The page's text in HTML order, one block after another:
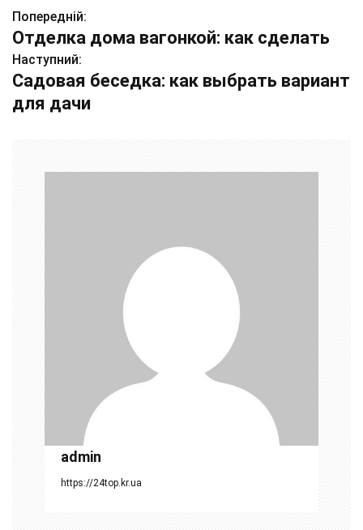
Н
а
в
і
Попередній:
Отделка дома вагонкой: как сделать
Наступний:
Садовая беседка: как выбрать вариант
для дачи
admin
https://24top.kr.ua